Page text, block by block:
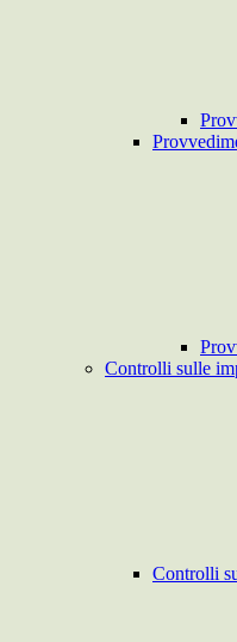
Controlli sulle
Controlli